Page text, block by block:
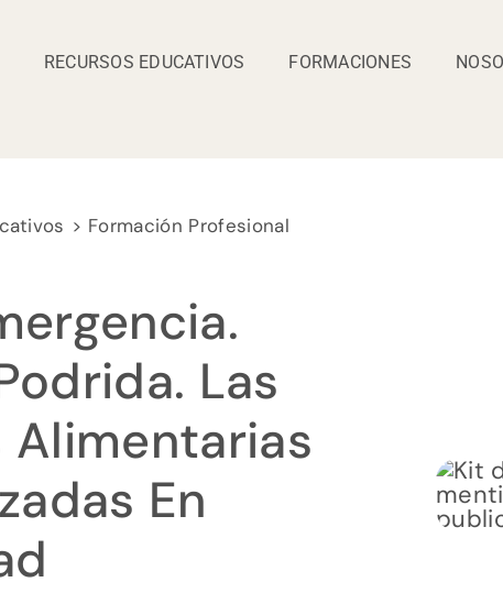
RECURSOS EDUCATIVOS FORMACIONES
Formación Profesional
Las
Alimentarias
En